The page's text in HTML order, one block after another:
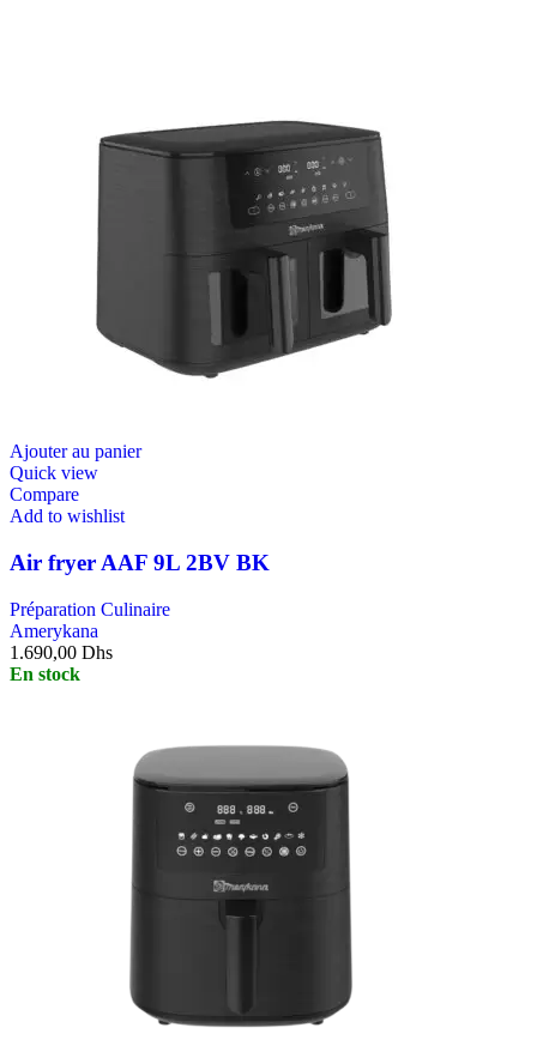
Ajouter au panier
Quick view
Compare
Add to wishlist
Air fryer AAF 9L 2BV BK
Préparation Culinaire
Amerykana
1.690,00 Dhs
En stock